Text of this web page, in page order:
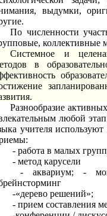
выдумки,
По численности
коллективные
Системное и
в
Разнообразие
любой
учителя
- работа в малых
- метод карусели
- аквариум; -
-«дерево решений»;
- прием составления